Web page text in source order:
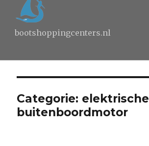
bootshoppingcenters.nl
Categorie: elektrische
buitenboordmotor